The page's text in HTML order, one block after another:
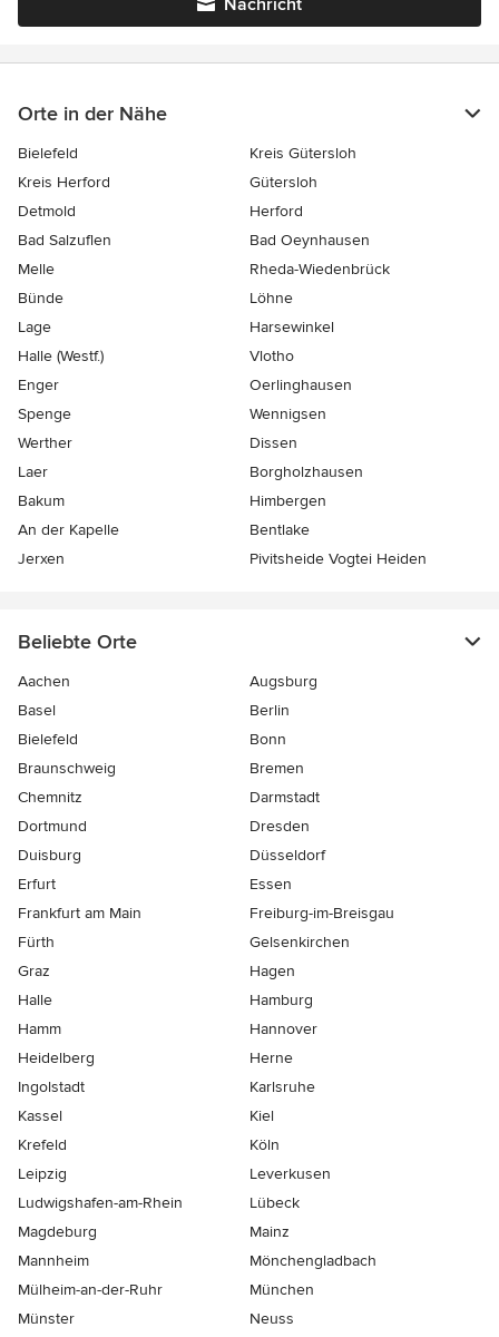
Nachricht
Orte in der Nähe
Bielefeld
Kreis Gütersloh
Kreis Herford
Gütersloh
Detmold
Herford
Bad Salzuflen
Bad Oeynhausen
Melle
Rheda-Wiedenbrück
Bünde
Löhne
Lage
Harsewinkel
Halle (Westf.)
Vlotho
Enger
Oerlinghausen
Spenge
Wennigsen
Werther
Dissen
Laer
Borgholzhausen
Bakum
Himbergen
An der Kapelle
Bentlake
Jerxen
Pivitsheide Vogtei Heiden
Beliebte Orte
Aachen
Augsburg
Basel
Berlin
Bielefeld
Bonn
Braunschweig
Bremen
Chemnitz
Darmstadt
Dortmund
Dresden
Duisburg
Düsseldorf
Erfurt
Essen
Frankfurt am Main
Freiburg-im-Breisgau
Fürth
Gelsenkirchen
Graz
Hagen
Halle
Hamburg
Hamm
Hannover
Heidelberg
Herne
Ingolstadt
Karlsruhe
Kassel
Kiel
Krefeld
Köln
Leipzig
Leverkusen
Ludwigshafen-am-Rhein
Lübeck
Magdeburg
Mainz
Mannheim
Mönchen­gladbach
Mülheim-an-der-Ruhr
München
Münster
Neuss